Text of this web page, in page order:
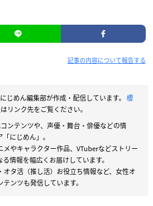
記事の内容について報告する
じめん編集部が作成・配信しています。 櫻
リンク先をご覧ください。
ンテンツや、声優・舞台・俳優などの情
にじめん」。
やキャラクター作品、VTuberなどストリー
情報を幅広くお届けしています。
タ活（推し活）お役立ち情報など、女性オ
ンツも発信しています。